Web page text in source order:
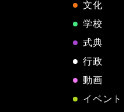
文化
学校
式典
行政
動画
イベント